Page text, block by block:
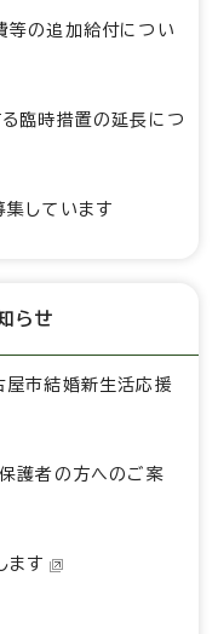
等の追加給付につい
臨時措置の延長につ
しています
らせ
市結婚新生活応援
護者の方へのご案
ます